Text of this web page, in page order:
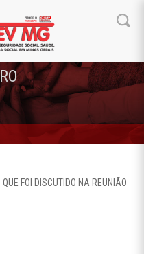
FOI DISCUTIDO NA REUNIÃO